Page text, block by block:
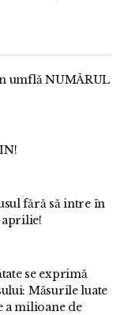
umflă NUMĂRUL
fără să intre în
aprilie!
se exprimă
Măsurile luate
a milioane de